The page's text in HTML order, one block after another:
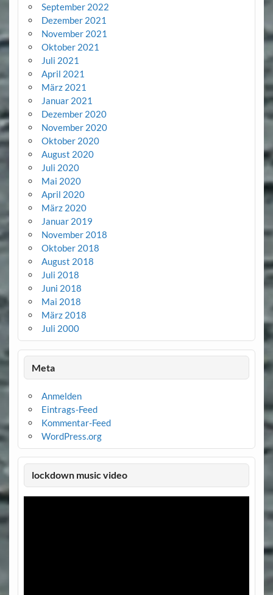
September 2022
Dezember 2021
November 2021
Oktober 2021
Juli 2021
April 2021
März 2021
Januar 2021
Dezember 2020
November 2020
Oktober 2020
August 2020
Juli 2020
Mai 2020
April 2020
März 2020
Januar 2019
November 2018
Oktober 2018
August 2018
Juli 2018
Juni 2018
Mai 2018
März 2018
Juli 2000
Meta
Anmelden
Eintrags-Feed
Kommentar-Feed
WordPress.org
lockdown music video
Video-